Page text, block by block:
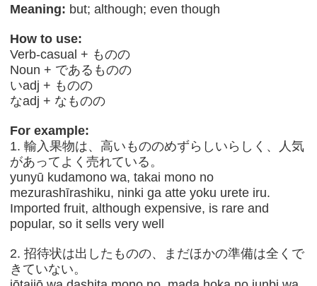
Meaning: but; although; even though
How to use:
Verb-casual + ものの
Noun + であるものの
いadj + ものの
なadj + なものの
For example:
1. 輸入果物は、高いもののめずらしいらしく、人気
があってよく売れている。
yunyū kudamono wa, takai mono no
mezurashīrashiku, ninki ga atte yoku urete iru.
Imported fruit, although expensive, is rare and
popular, so it sells very well
2. 招待状は出したものの、まだほかの準備は全くで
きていない。